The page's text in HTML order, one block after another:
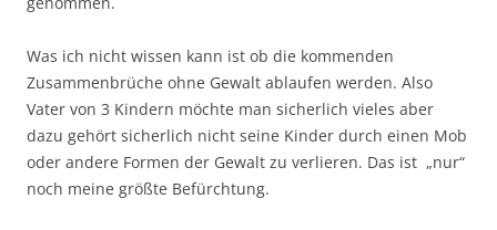
Was ich nicht wissen kann ist ob die kommenden
Zusammenbrüche ohne Gewalt ablaufen werden. Also
Vater von 3 Kindern möchte man sicherlich vieles aber
dazu gehört sicherlich nicht seine Kinder durch einen Mob
oder andere Formen der Gewalt zu verlieren. Das ist „nur“
noch meine größte Befürchtung.